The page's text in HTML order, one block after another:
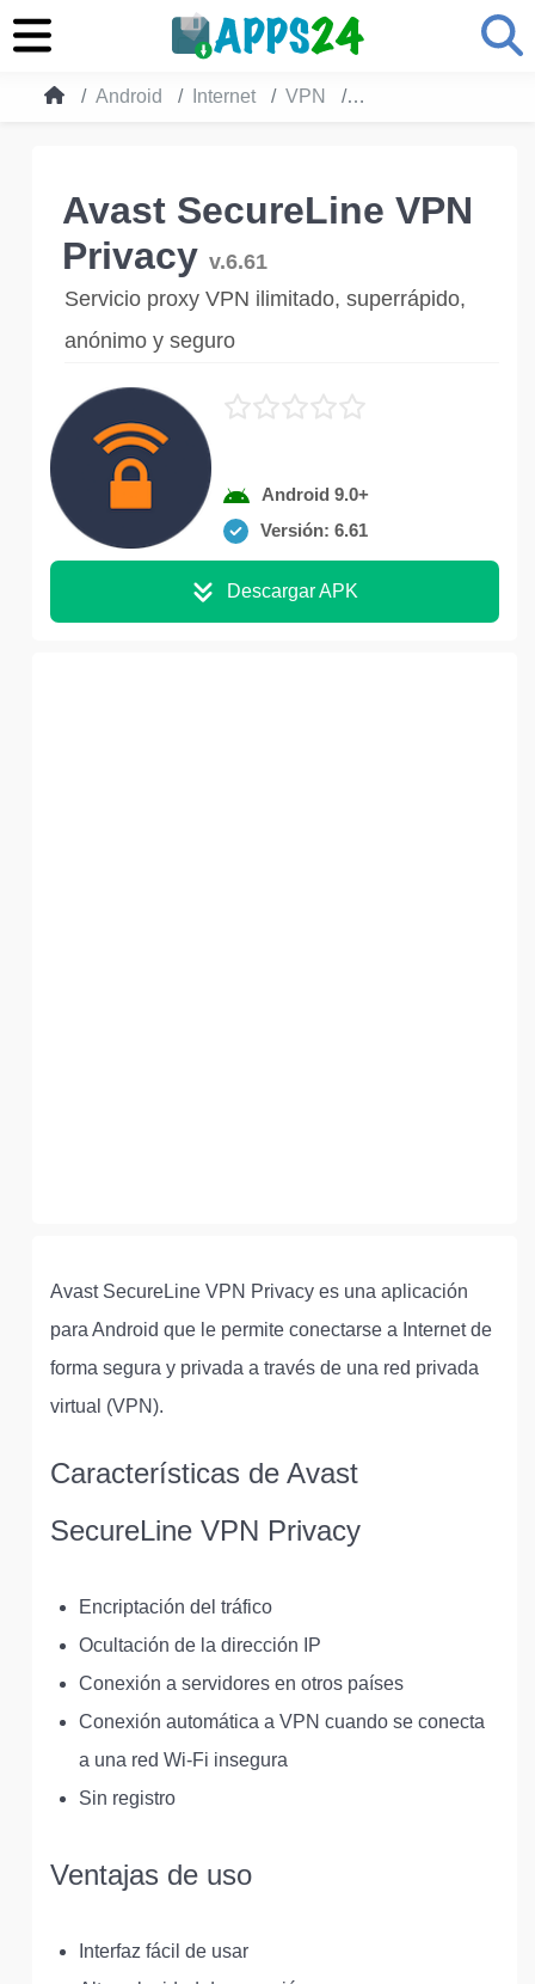
Android Internet VPN Avast SecureLine
Avast SecureLine VPN
Privacy v.6.61
Servicio proxy VPN ilimitado, superrápido,
anónimo y seguro
Android 9.0+
Versión: 6.61
Descargar APK
Avast SecureLine VPN Privacy es una aplicación
para Android que le permite conectarse a Internet de
forma segura y privada a través de una red privada
virtual (VPN).
Características de Avast
SecureLine VPN Privacy
Encriptación del tráfico
Ocultación de la dirección IP
Conexión a servidores en otros países
Conexión automática a VPN cuando se conecta
a una red Wi-Fi insegura
Sin registro
Ventajas de uso
Interfaz fácil de usar